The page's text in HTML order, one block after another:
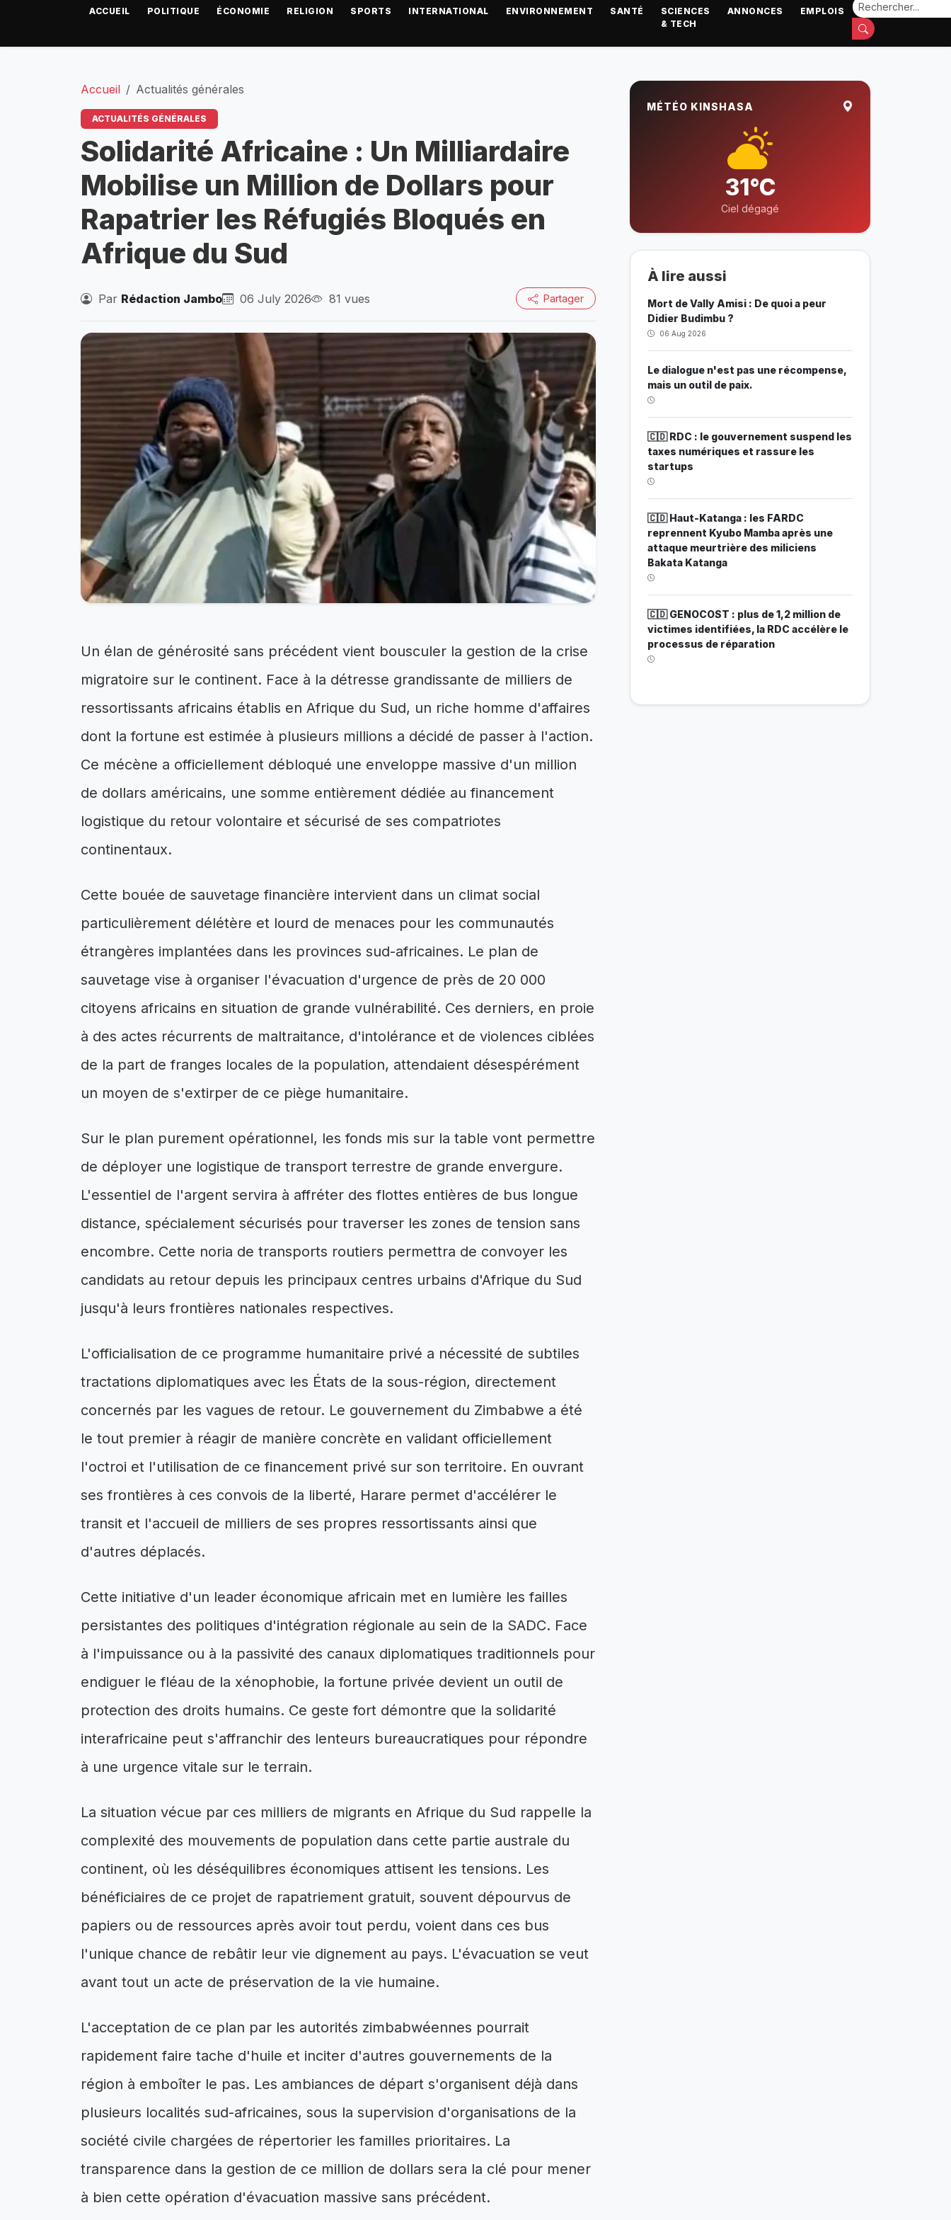
ACCUEIL POLITIQUE ÉCONOMIE RELIGION SPORTS INTERNATIONAL ENVIRONNEMENT SANTÉ
SCIENCES
& TECH
ANNONCES EMPLOIS
Accueil Actualités générales
ACTUALITÉS GÉNÉRALES
Solidarité Africaine : Un Milliardaire
Mobilise un Million de Dollars pour
Rapatrier les Réfugiés Bloqués en
Afrique du Sud
Par Rédaction Jambo 06 July 2026 81 vues Partager
Un élan de générosité sans précédent vient bousculer la gestion de la crise
migratoire sur le continent. Face à la détresse grandissante de milliers de
ressortissants africains établis en Afrique du Sud, un riche homme d'affaires
dont la fortune est estimée à plusieurs millions a décidé de passer à l'action.
Ce mécène a officiellement débloqué une enveloppe massive d'un million
de dollars américains, une somme entièrement dédiée au financement
logistique du retour volontaire et sécurisé de ses compatriotes
continentaux.
Cette bouée de sauvetage financière intervient dans un climat social
particulièrement délétère et lourd de menaces pour les communautés
étrangères implantées dans les provinces sud-africaines. Le plan de
sauvetage vise à organiser l'évacuation d'urgence de près de 20 000
citoyens africains en situation de grande vulnérabilité. Ces derniers, en proie
à des actes récurrents de maltraitance, d'intolérance et de violences ciblées
de la part de franges locales de la population, attendaient désespérément
un moyen de s'extirper de ce piège humanitaire.
Sur le plan purement opérationnel, les fonds mis sur la table vont permettre
de déployer une logistique de transport terrestre de grande envergure.
L'essentiel de l'argent servira à affréter des flottes entières de bus longue
distance, spécialement sécurisés pour traverser les zones de tension sans
encombre. Cette noria de transports routiers permettra de convoyer les
candidats au retour depuis les principaux centres urbains d'Afrique du Sud
jusqu'à leurs frontières nationales respectives.
L'officialisation de ce programme humanitaire privé a nécessité de subtiles
tractations diplomatiques avec les États de la sous-région, directement
concernés par les vagues de retour. Le gouvernement du Zimbabwe a été
le tout premier à réagir de manière concrète en validant officiellement
l'octroi et l'utilisation de ce financement privé sur son territoire. En ouvrant
ses frontières à ces convois de la liberté, Harare permet d'accélérer le
transit et l'accueil de milliers de ses propres ressortissants ainsi que
d'autres déplacés.
Cette initiative d'un leader économique africain met en lumière les failles
persistantes des politiques d'intégration régionale au sein de la SADC. Face
à l'impuissance ou à la passivité des canaux diplomatiques traditionnels pour
endiguer le fléau de la xénophobie, la fortune privée devient un outil de
protection des droits humains. Ce geste fort démontre que la solidarité
interafricaine peut s'affranchir des lenteurs bureaucratiques pour répondre
à une urgence vitale sur le terrain.
La situation vécue par ces milliers de migrants en Afrique du Sud rappelle la
complexité des mouvements de population dans cette partie australe du
continent, où les déséquilibres économiques attisent les tensions. Les
bénéficiaires de ce projet de rapatriement gratuit, souvent dépourvus de
papiers ou de ressources après avoir tout perdu, voient dans ces bus
l'unique chance de rebâtir leur vie dignement au pays. L'évacuation se veut
avant tout un acte de préservation de la vie humaine.
L'acceptation de ce plan par les autorités zimbabwéennes pourrait
rapidement faire tache d'huile et inciter d'autres gouvernements de la
région à emboîter le pas. Les ambiances de départ s'organisent déjà dans
plusieurs localités sud-africaines, sous la supervision d'organisations de la
société civile chargées de répertorier les familles prioritaires. La
transparence dans la gestion de ce million de dollars sera la clé pour mener
à bien cette opération d'évacuation massive sans précédent.
MÉTÉO KINSHASA
31°C
Ciel dégagé
À lire aussi
Mort de Vally Amisi : De quoi a peur
Didier Budimbu ?
06 Aug 2026
Le dialogue n'est pas une récompense,
mais un outil de paix.
🇨🇩 RDC : le gouvernement suspend les
taxes numériques et rassure les
startups
🇨🇩 Haut-Katanga : les FARDC
reprennent Kyubo Mamba après une
attaque meurtrière des miliciens
Bakata Katanga
🇨🇩 GENOCOST : plus de 1,2 million de
victimes identifiées, la RDC accélère le
processus de réparation